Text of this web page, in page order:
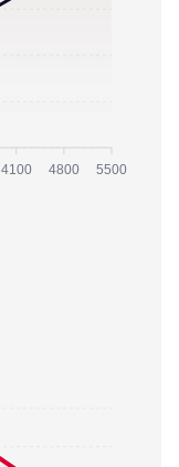
4100 4800 5500